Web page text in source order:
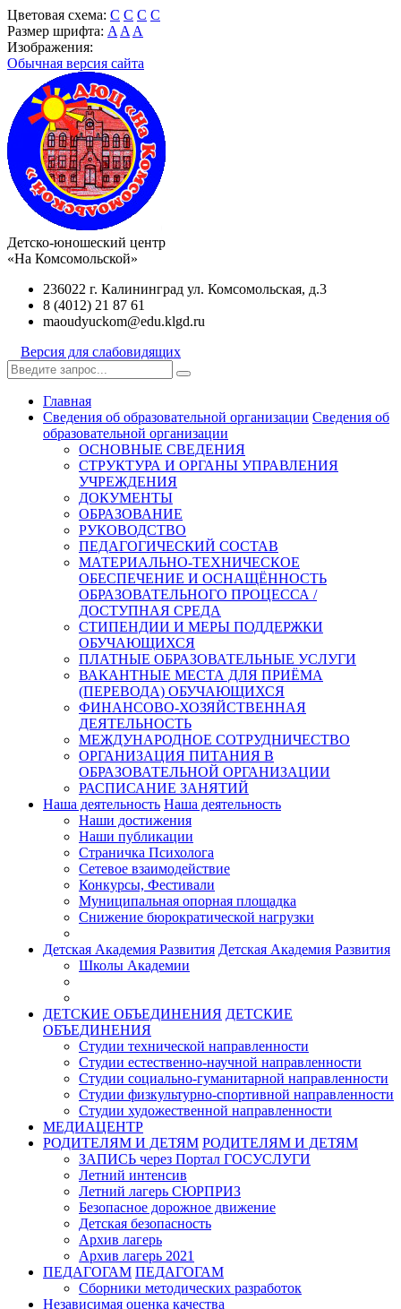
Цветовая схема: C C C C
Размер шрифта: A A A
Изображения:
Обычная версия сайта
Детско-юношеский центр
«На Комсомольской»
236022 г. Калининград ул. Комсомольская, д.3
8 (4012) 21 87 61
maoudyuckom@edu.klgd.ru
Версия для слабовидящих
Главная
Сведения об образовательной организации Сведения об
образовательной организации
ОСНОВНЫЕ СВЕДЕНИЯ
СТРУКТУРА И ОРГАНЫ УПРАВЛЕНИЯ
УЧРЕЖДЕНИЯ
ДОКУМЕНТЫ
ОБРАЗОВАНИЕ
РУКОВОДСТВО
ПЕДАГОГИЧЕСКИЙ СОСТАВ
МАТЕРИАЛЬНО-ТЕХНИЧЕСКОЕ
ОБЕСПЕЧЕНИЕ И ОСНАЩЁННОСТЬ
ОБРАЗОВАТЕЛЬНОГО ПРОЦЕССА /
ДОСТУПНАЯ СРЕДА
СТИПЕНДИИ И МЕРЫ ПОДДЕРЖКИ
ОБУЧАЮЩИХСЯ
ПЛАТНЫЕ ОБРАЗОВАТЕЛЬНЫЕ УСЛУГИ
ВАКАНТНЫЕ МЕСТА ДЛЯ ПРИЁМА
(ПЕРЕВОДА) ОБУЧАЮЩИХСЯ
ФИНАНСОВО-ХОЗЯЙСТВЕННАЯ
ДЕЯТЕЛЬНОСТЬ
МЕЖДУНАРОДНОЕ СОТРУДНИЧЕСТВО
ОРГАНИЗАЦИЯ ПИТАНИЯ В
ОБРАЗОВАТЕЛЬНОЙ ОРГАНИЗАЦИИ
РАСПИСАНИЕ ЗАНЯТИЙ
Наша деятельность Наша деятельность
Наши достижения
Наши публикации
Страничка Психолога
Сетевое взаимодействие
Конкурсы, Фестивали
Муниципальная опорная площадка
Снижение бюрократической нагрузки
Детская Академия Развития Детская Академия Развития
Школы Академии
ДЕТСКИЕ ОБЪЕДИНЕНИЯ ДЕТСКИЕ
ОБЪЕДИНЕНИЯ
Студии технической направленности
Студии естественно-научной направленности
Студии социально-гуманитарной направленности
Студии физкультурно-спортивной направленности
Студии художественной направленности
МЕДИАЦЕНТР
РОДИТЕЛЯМ И ДЕТЯМ РОДИТЕЛЯМ И ДЕТЯМ
ЗАПИСЬ через Портал ГОСУСЛУГИ
Летний интенсив
Летний лагерь СЮРПРИЗ
Безопасное дорожное движение
Детская безопасность
Архив лагерь
Архив лагерь 2021
ПЕДАГОГАМ ПЕДАГОГАМ
Сборники методических разработок
Независимая оценка качества